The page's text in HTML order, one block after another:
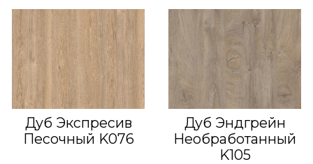
Дуб Экспресив
Песочный K076
Дуб Эндгрейн
Необработанный
K105